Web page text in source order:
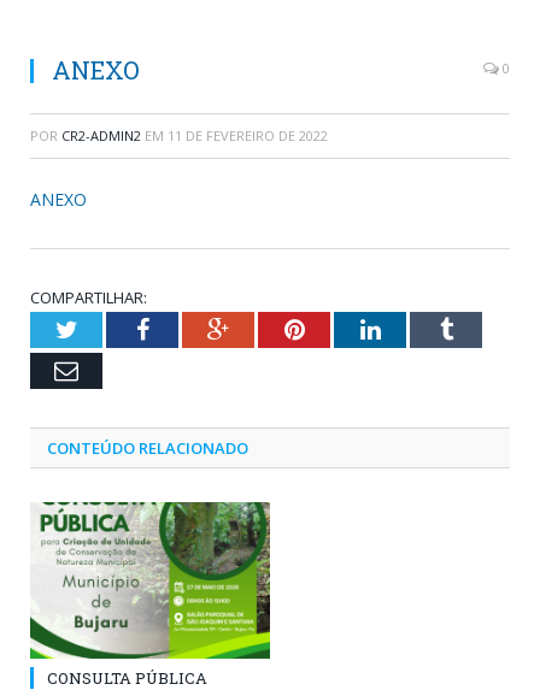
ANEXO 0
POR CR2-ADMIN2 EM 11 DE FEVEREIRO DE 2022
ANEXO
COMPARTILHAR:
TwitterFacebookGoogle+PinterestLinkedInTumblr
Email
CONTEÚDO RELACIONADO
CONSULTA PÚBLICA